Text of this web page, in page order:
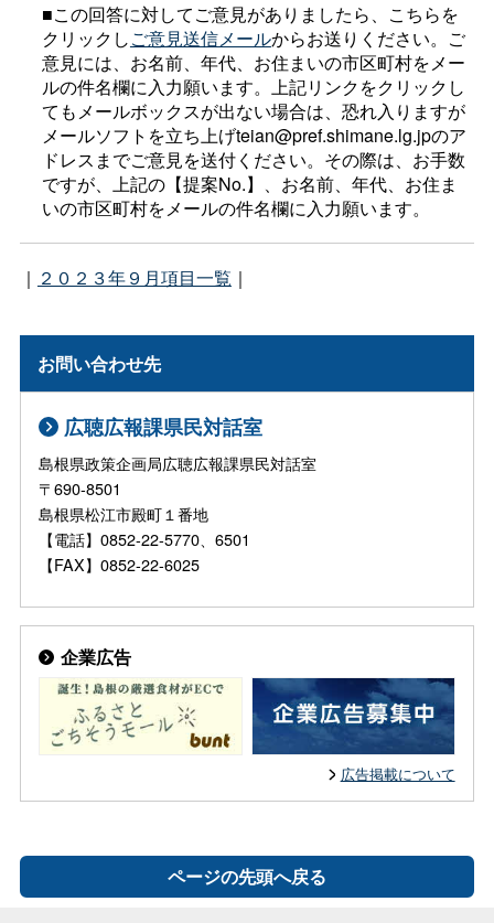
■この回答に対してご意見がありましたら、こちらを
クリックしご意見送信メールからお送りください。ご
意見には、お名前、年代、お住まいの市区町村をメー
ルの件名欄に入力願います。上記リンクをクリックし
てもメールボックスが出ない場合は、恐れ入りますが
メールソフトを立ち上げteian@pref.shimane.lg.jpのア
ドレスまでご意見を送付ください。その際は、お手数
ですが、上記の【提案No.】、お名前、年代、お住ま
いの市区町村をメールの件名欄に入力願います。
｜ ２０２３年９月項目一覧 ｜
お問い合わせ先
広聴広報課県民対話室
島根県政策企画局広聴広報課県民対話室
〒690-8501
島根県松江市殿町１番地
【電話】0852-22-5770、6501
【FAX】0852-22-6025
企業広告
広告掲載について
ページの先頭へ戻る